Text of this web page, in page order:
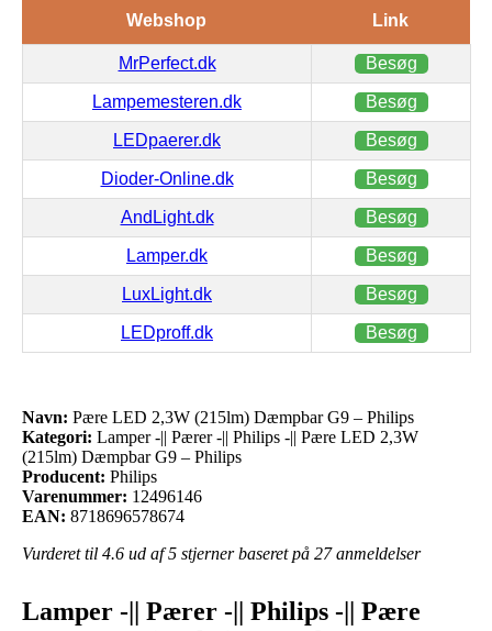
Webshop Link
MrPerfect.dk Besøg
Lampemesteren.dk Besøg
LEDpaerer.dk Besøg
Dioder-Online.dk Besøg
AndLight.dk Besøg
Lamper.dk Besøg
LuxLight.dk Besøg
LEDproff.dk Besøg
Navn: Pære LED 2,3W (215lm) Dæmpbar G9 – Philips
Kategori: Lamper -|| Pærer -|| Philips -|| Pære LED 2,3W
(215lm) Dæmpbar G9 – Philips
Producent: Philips
Varenummer: 12496146
EAN: 8718696578674
Vurderet til 4.6 ud af 5 stjerner baseret på 27anmeldelser
Lamper -|| Pærer -|| Philips -|| Pære